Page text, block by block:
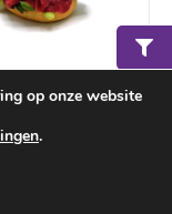
(pyramide
en 1x jus
op onze website
.